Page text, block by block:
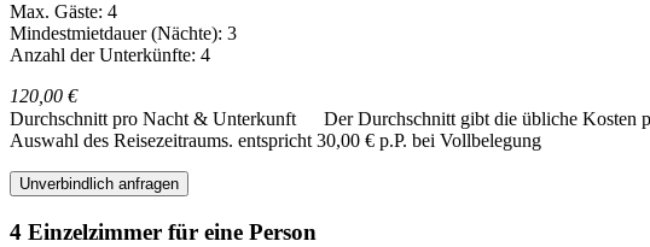
Max. Gäste: 4
Mindestmietdauer (Nächte): 3
Anzahl der Unterkünfte: 4
120,00 €
Durchschnitt pro Nacht & Unterkunft
Der Durchschnitt gibt die übliche Kosten
Auswahl des Reisezeitraums. entspricht 30,00 € p.P. bei Vollbelegung
Unverbindlich anfragen
4 Einzelzimmer für eine Person